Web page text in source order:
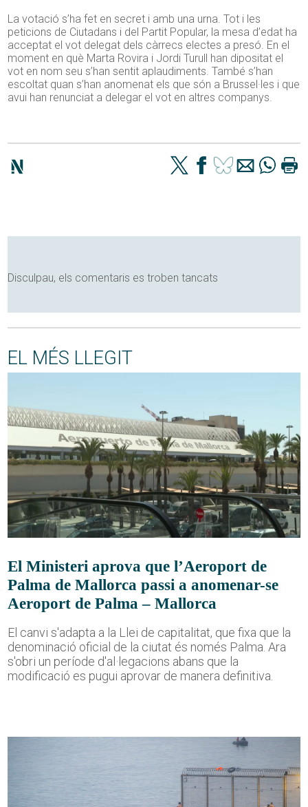
La votació s’ha fet en secret i amb una urna. Tot i les
peticions de Ciutadans i del Partit Popular, la mesa d’edat ha
acceptat el vot delegat dels càrrecs electes a presó. En el
moment en què Marta Rovira i Jordi Turull han dipositat el
vot en nom seu s’han sentit aplaudiments. També s’han
escoltat quan s’han anomenat els que són a Brussel·les i que
avui han renunciat a delegar el vot en altres companys.
Disculpau, els comentaris es troben tancats
EL MÉS LLEGIT
El Ministeri aprova que l’Aeroport de
Palma de Mallorca passi a anomenar-se
Aeroport de Palma – Mallorca
El canvi s'adapta a la Llei de capitalitat, que fixa que la
denominació oficial de la ciutat és només Palma. Ara
s'obri un període d'al·legacions abans que la
modificació es pugui aprovar de manera definitiva.